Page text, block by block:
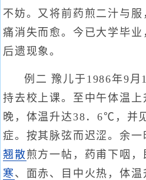
不妨。又将前药煎二汁与
痛消失而愈。今已大学毕
后遗现象。
例二 豫儿于1986年9月
持去校上课。至中午体温
晚，体温升达38．6℃，并
症。按其脉弦而迟涩。余
翘散煎方一帖，药甫下咽
寒 、面赤、目中火热，体